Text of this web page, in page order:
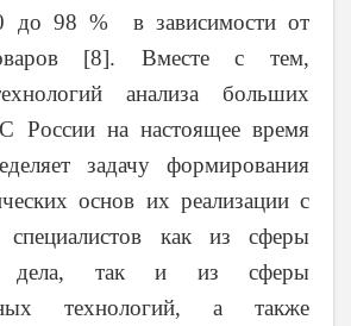
до 98 % в зависимости от
[8]. Вместе с тем,
анализа больших
России на настоящее время
задачу формирования
основ их реализации с
специалистов как из сферы
дела, так и из сферы
технологий, а также